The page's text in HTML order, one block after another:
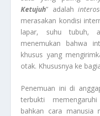
Ketujuh” adalah
merasakan kondisi
lapar, suhu tubuh,
menemukan bahwa
khusus yang
otak. Khususnya ke
Penemuan ini di
terbukti
bahkan cara manusia